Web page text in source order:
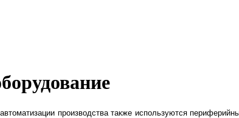
производства также используются